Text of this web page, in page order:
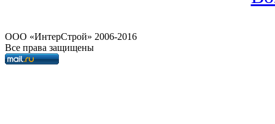
OOO «ИнтерСтрой» 2006-2016
Все права защищены